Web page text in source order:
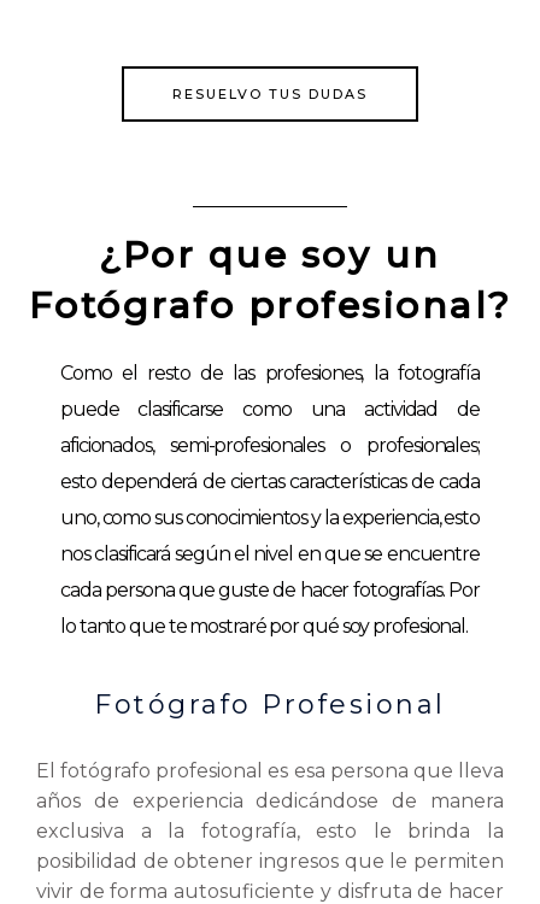
RESUELVO TUS DUDAS
¿Por que soy un
Fotógrafo profesional?
Como el resto de las profesiones, la fotografía
puede clasificarse como una actividad de
aficionados, semi-profesionales o profesionales;
esto dependerá de ciertas características de cada
uno, como sus conocimientos y la experiencia, esto
nos clasificará según el nivel en que se encuentre
cada persona que guste de hacer fotografías. Por
lo tanto que te mostraré por qué soy profesional.
Fotógrafo Profesional
El fotógrafo profesional es esa persona que lleva
años de experiencia dedicándose de manera
exclusiva a la fotografía, esto le brinda la
posibilidad de obtener ingresos que le permiten
vivir de forma autosuficiente y disfruta de hacer